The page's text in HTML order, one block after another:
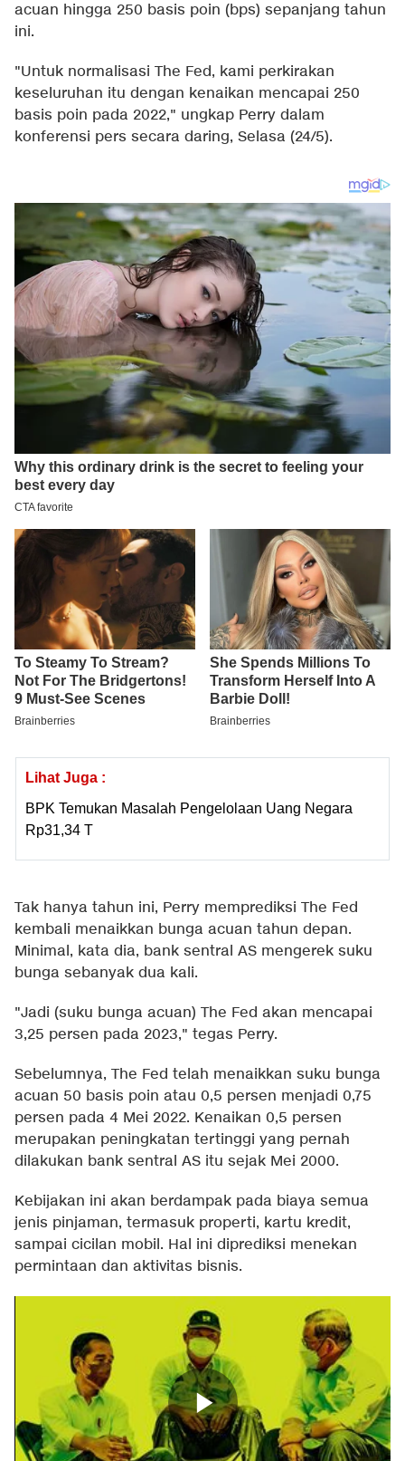
acuan hingga 250 basis poin (bps) sepanjang tahun
ini.
"Untuk normalisasi The Fed, kami perkirakan
keseluruhan itu dengan kenaikan mencapai 250
basis poin pada 2022," ungkap Perry dalam
konferensi pers secara daring, Selasa (24/5).
Lihat Juga :
BPK Temukan Masalah Pengelolaan Uang Negara
Rp31,34 T
Tak hanya tahun ini, Perry memprediksi The Fed
kembali menaikkan bunga acuan tahun depan.
Minimal, kata dia, bank sentral AS mengerek suku
bunga sebanyak dua kali.
"Jadi (suku bunga acuan) The Fed akan mencapai
3,25 persen pada 2023," tegas Perry.
Sebelumnya, The Fed telah menaikkan suku bunga
acuan 50 basis poin atau 0,5 persen menjadi 0,75
persen pada 4 Mei 2022. Kenaikan 0,5 persen
merupakan peningkatan tertinggi yang pernah
dilakukan bank sentral AS itu sejak Mei 2000.
Kebijakan ini akan berdampak pada biaya semua
jenis pinjaman, termasuk properti, kartu kredit,
sampai cicilan mobil. Hal ini diprediksi menekan
permintaan dan aktivitas bisnis.